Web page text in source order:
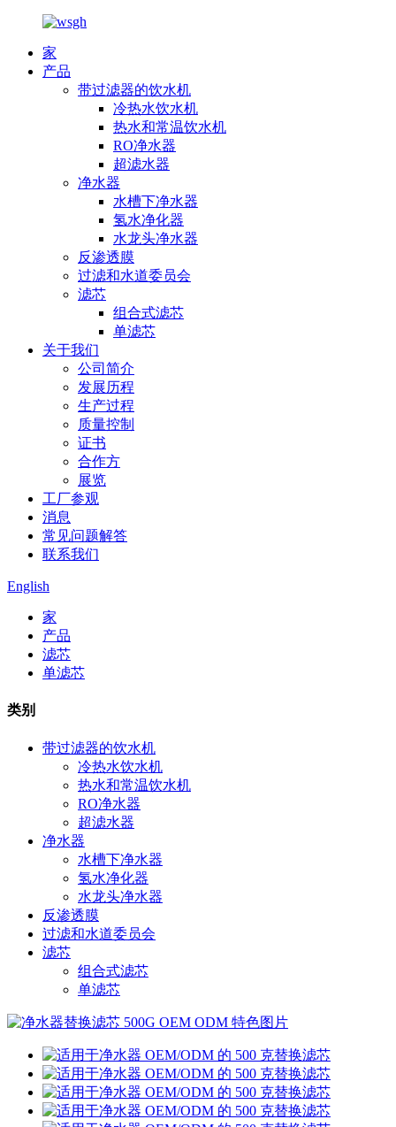
家
产品
带过滤器的饮水机
冷热水饮水机
热水和常温饮水机
RO净水器
超滤水器
净水器
水槽下净水器
氢水净化器
水龙头净水器
反渗透膜
过滤和水道委员会
滤芯
组合式滤芯
单滤芯
关于我们
公司简介
发展历程
生产过程
质量控制
证书
合作方
展览
工厂参观
消息
常见问题解答
联系我们
English
家
产品
滤芯
单滤芯
类别
带过滤器的饮水机
冷热水饮水机
热水和常温饮水机
RO净水器
超滤水器
净水器
水槽下净水器
氢水净化器
水龙头净水器
反渗透膜
过滤和水道委员会
滤芯
组合式滤芯
单滤芯